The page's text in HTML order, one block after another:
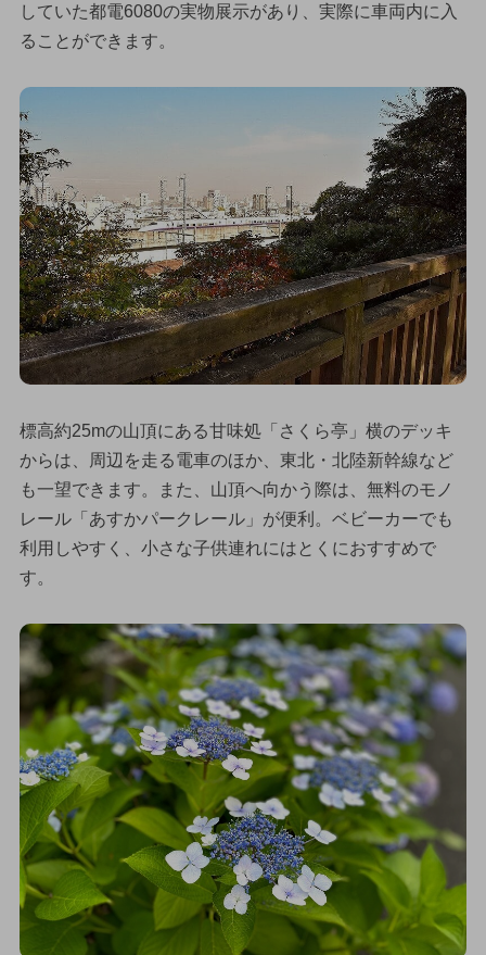
していた都電6080の実物展示があり、実際に車両内に入
ることができます。
標高約25mの山頂にある甘味処「さくら亭」横のデッキ
からは、周辺を走る電車のほか、東北・北陸新幹線など
も一望できます。また、山頂へ向かう際は、無料のモノ
レール「あすかパークレール」が便利。ベビーカーでも
利用しやすく、小さな子供連れにはとくにおすすめで
す。